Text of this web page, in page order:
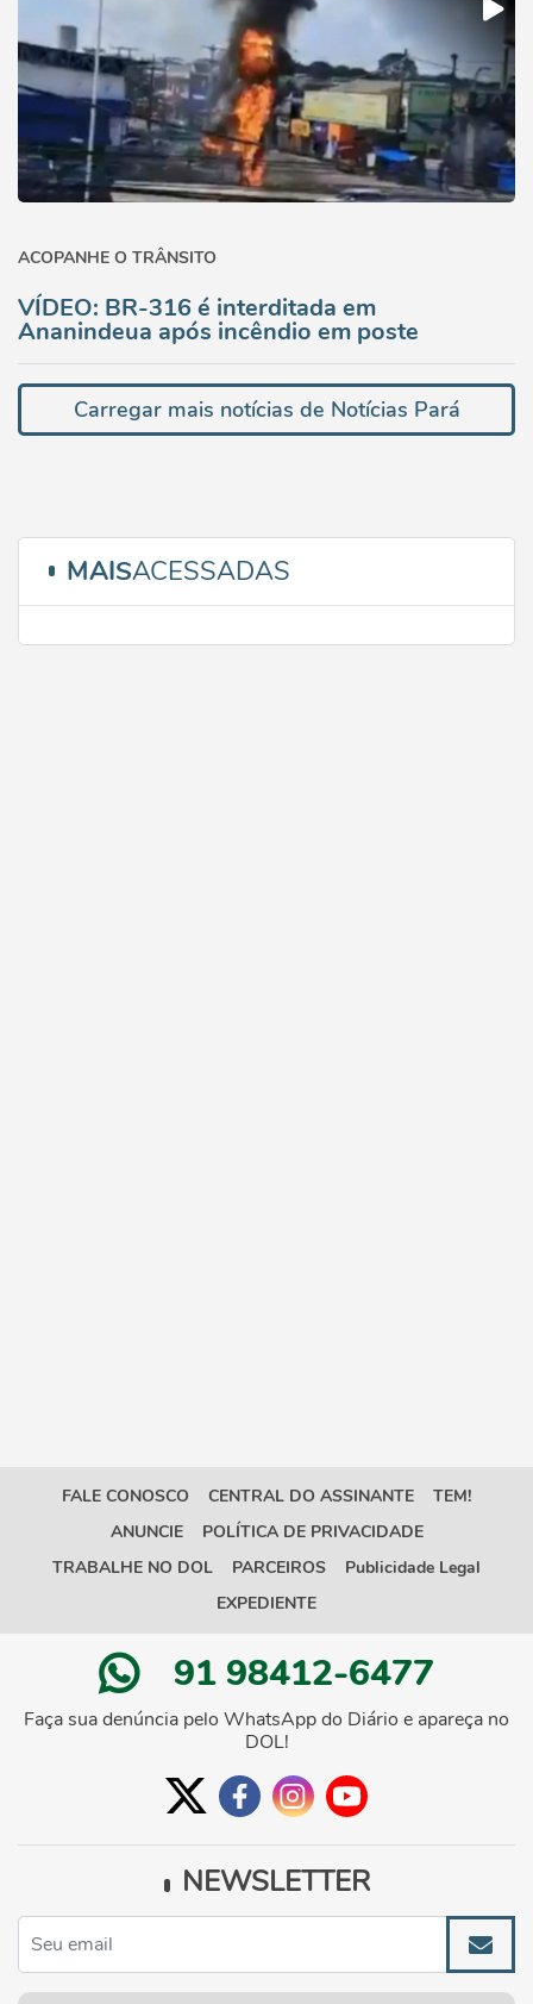
ACOPANHE O TRÂNSITO
VÍDEO: BR-316 é interditada em
Ananindeua após incêndio em poste
Carregar mais notícias de Notícias Pará
MAISACESSADAS
FALE CONOSCO CENTRAL DO ASSINANTE
TEM!
ANUNCIE
POLÍTICA DE PRIVACIDADE
TRABALHE NO DOL
PARCEIROS
Publicidade Legal
EXPEDIENTE
91 98412-6477
Faça sua denúncia pelo WhatsApp do Diário e apareça no
DOL!
NEWSLETTER